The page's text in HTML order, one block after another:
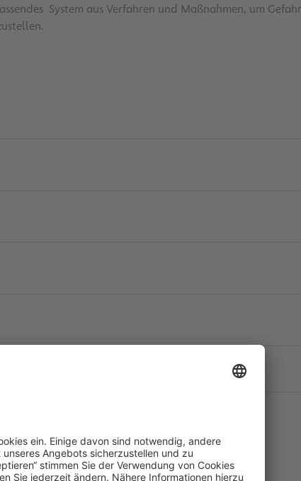
System aus Verfahren und Maßnahmen, um
bei!